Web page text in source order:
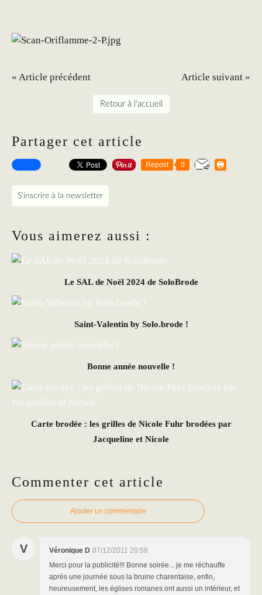
« Article précédent Article suivant »
Retour à l'accueil
Partager cet article
Repost 0
S'inscrire à la newsletter
Vous aimerez aussi :
Le SAL de Noël 2024 de SoloBrode
Saint-Valentin by Solo.brode !
Bonne année nouvelle !
Carte brodée : les grilles de Nicole Fuhr brodées par
Jacqueline et Nicole
Commenter cet article
Ajouter un commentaire
V Véronique D 07/12/2011 20:58
Merci pour la publicité!!! Bonne soirée... je me réchauffe
après une journée sous la bruine charentaise, enfin,
heureusement, les églises romanes ont aussi un intérieur, et